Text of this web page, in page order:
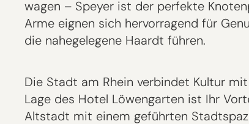
wagen – Speyer ist der perfekte
Arme eignen sich hervorragend für
die nahegelegene Haardt führen.
Die Stadt am Rhein verbindet Kultur
Lage des Hotel Löwengarten ist Ihr
Altstadt mit einem geführten